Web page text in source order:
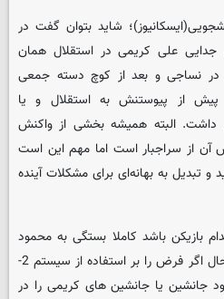
(ایسکانیوز)؛ شاید بتوان گفت در
علی کریمی در استقلال همان
نساجی و بعد از کوچ دسته جمعی
از پیوستنش به استقلال و یا
البته همیشه بخشی از واکنش
آن از سراجبار است اما مهم این است
و تبدیل به بهانه‌ای برای مشکلات آینده
بازیکن باشد کاملا بستگی به محمود
فکری و سیستم مدنظرش دارد. حال اگر فرض را بر استفاده از سیستم 2-
جانشین یا جانشین های کریمی را در